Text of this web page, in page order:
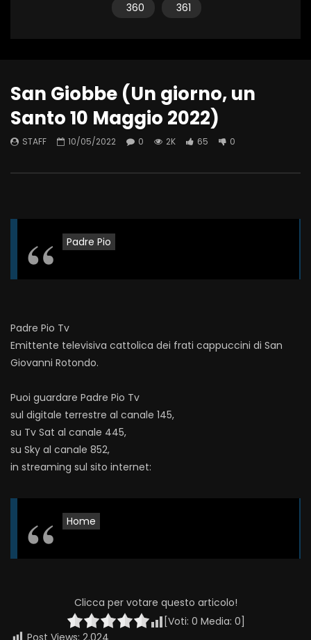
360
361
San Giobbe (Un giorno, un
Santo 10 Maggio 2022)
STAFF 10/05/2022 0 2K 65 0
Padre Pio
Padre Pio Tv
Emittente televisiva cattolica dei frati cappuccini di San
Giovanni Rotondo.
Puoi guardare Padre Pio Tv
sul digitale terrestre al canale 145,
su Tv Sat al canale 445,
su Sky al canale 852,
in streaming sul sito internet:
Home
Clicca per votare questo articolo!
[Voti: 0 Media: 0]
Post Views: 2.024